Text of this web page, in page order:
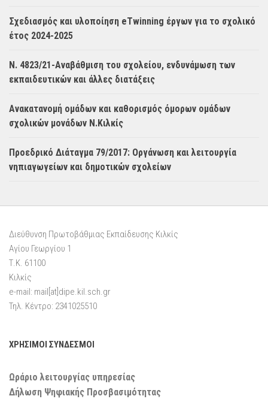
Σχεδιασμός και υλοποίηση eTwinning έργων για το σχολικό
έτος 2024-2025
Ν. 4823/21-Αναβάθμιση του σχολείου, ενδυνάμωση των
εκπαιδευτικών και άλλες διατάξεις
Ανακατανομή ομάδων και καθορισμός όμορων ομάδων
σχολικών μονάδων Ν.Κιλκίς
Προεδρικό Διάταγμα 79/2017: Οργάνωση και λειτουργία
νηπιαγωγείων και δημοτικών σχολείων
Διεύθυνση Πρωτοβάθμιας Εκπαίδευσης Κιλκίς
Αγίου Γεωργίου 1
Τ.Κ. 61100
Κιλκίς
e-mail: mail[at]dipe.kil.sch.gr
Τηλ. Κέντρο: 2341025510
ΧΡΗΣΙΜΟΙ ΣΥΝΔΕΣΜΟΙ
Ωράριο λειτουργίας υπηρεσίας
Δήλωση Ψηφιακής Προσβασιμότητας